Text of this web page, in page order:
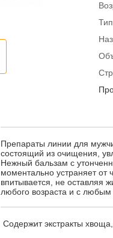
Препараты линии для
состоящий из очищения,
Нежный бальзам с
моментально устраняет от
впитывается, не оставляя
любого возраста и с любым
Содержит экстракты